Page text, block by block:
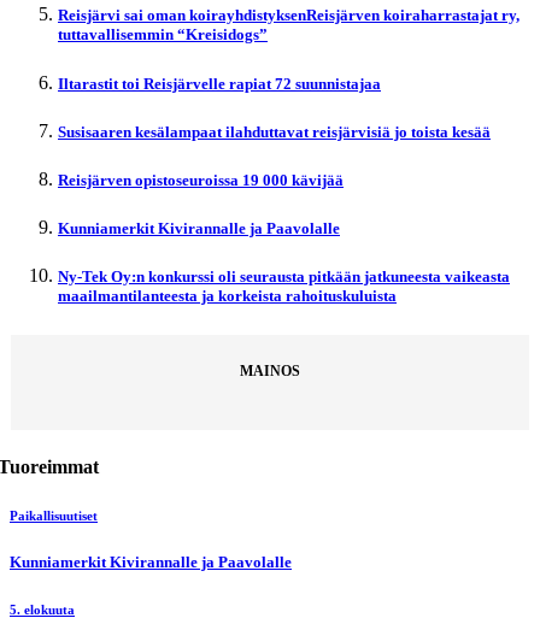
Reisjärvi sai oman koirayhdistyksenReisjärven koiraharrastajat ry,
tuttavallisemmin “Kreisidogs”
Iltarastit toi Reisjärvelle rapiat 72 suunnistajaa
Susisaaren kesälampaat ilahduttavat reisjärvisiä jo toista kesää
Reisjärven opistoseuroissa 19 000 kävijää
Kunniamerkit Kivirannalle ja Paavolalle
Ny-Tek Oy:n konkurssi oli seurausta pitkään jatkuneesta vaikeasta
maailmantilanteesta ja korkeista rahoituskuluista
MAINOS
Paikallisuutiset
Kunniamerkit Kivirannalle ja Paavolalle
5. elokuuta